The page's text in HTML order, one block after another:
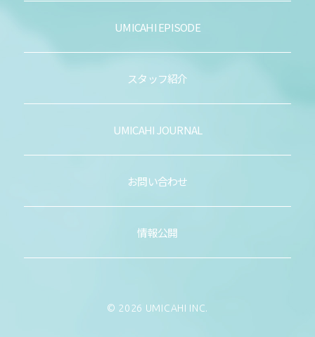
UMICAHI EPISODE
スタッフ紹介
UMICAHI JOURNAL
お問い合わせ
情報公開
© 2026 UMICAHI INC.